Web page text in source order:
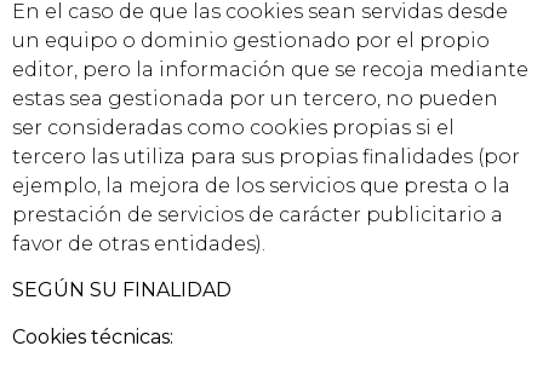
En el caso de que las cookies sean servidas desde
un equipo o dominio gestionado por el propio
editor, pero la información que se recoja mediante
estas sea gestionada por un tercero, no pueden
ser consideradas como cookies propias si el
tercero las utiliza para sus propias finalidades (por
ejemplo, la mejora de los servicios que presta o la
prestación de servicios de carácter publicitario a
favor de otras entidades).
SEGÚN SU FINALIDAD
Cookies técnicas: